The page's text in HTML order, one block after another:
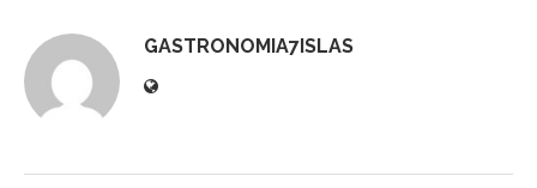
GASTRONOMIA7ISLAS